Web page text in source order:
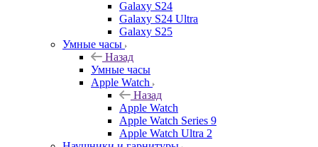
Galaxy S24
Galaxy S24 Ultra
Galaxy S25
Умные часы
Назад
Умные часы
Apple Watch
Назад
Apple Watch
Apple Watch Series 9
Apple Watch Ultra 2